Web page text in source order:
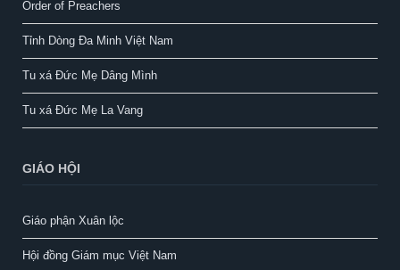
Order of Preachers
Tỉnh Dòng Đa Minh Việt Nam
Tu xá Đức Mẹ Dâng Mình
Tu xá Đức Mẹ La Vang
GIÁO HỘI
Giáo phận Xuân lộc
Hội đồng Giám mục Việt Nam